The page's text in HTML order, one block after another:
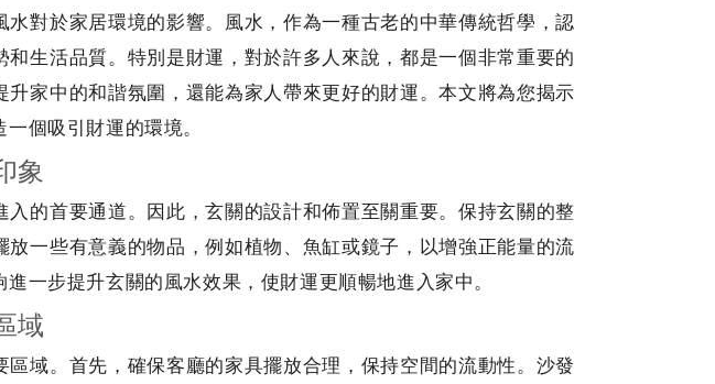
對於家居環境的影響。風水，作為一種古老的中華傳統哲學，認
生活品質。特別是財運，對於許多人來說，都是一個非常重要的
家中的和諧氛圍，還能為家人帶來更好的財運。本文將為您揭示
個吸引財運的環境。
象
的首要通道。因此，玄關的設計和佈置至關重要。保持玄關的整
一些有意義的物品，例如植物、魚缸或鏡子，以增強正能量的流
一步提升玄關的風水效果，使財運更順暢地進入家中。
域
域。首先，確保客廳的家具擺放合理，保持空間的流動性。沙發